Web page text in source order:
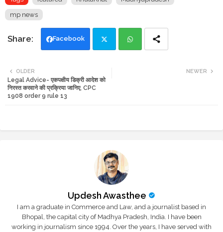
mp news
Facebook
tte
NEWER
OLDER
Legal Advice- एकपक्षीय डिक्री आदेश को
निरस्त करवाने की प्रक्रिया जानिए, CPC
1908 order 9 rule 13
Updesh Awasthee
I am a graduate in Commerce and Law, and a journalist based in
Bhopal, the capital city of Madhya Pradesh, India. I have been
working in journalism since 1994. Over the years, I have served with